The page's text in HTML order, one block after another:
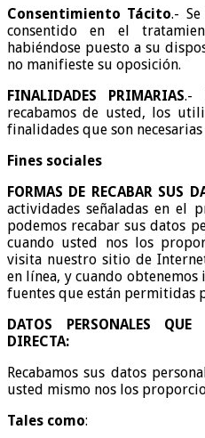
Consentimiento Tácito.-
consentido en el
habiéndose puesto a su
no manifieste su oposición.
FINALIDADES PRIMARIAS.-
recabamos de usted, los
finalidades que son
Fines sociales
FORMAS DE RECABAR SUS
actividades señaladas en el
podemos recabar sus datos
cuando usted nos los
visita nuestro sitio de
en línea, y cuando
fuentes que están permitidas
DATOS PERSONALES
DIRECTA:
Recabamos sus datos
usted mismo nos los
Tales como: